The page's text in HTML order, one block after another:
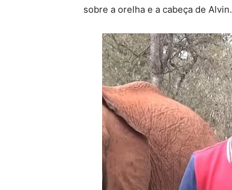
sobre a orelha e a cabeça de Alvin.